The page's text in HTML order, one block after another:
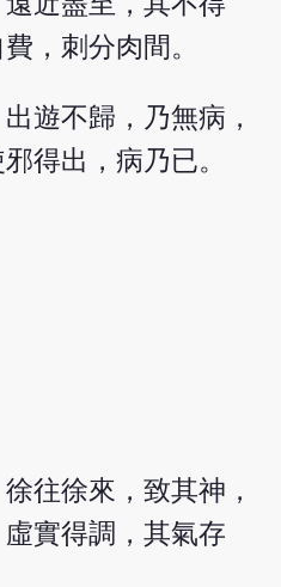
，刺分肉間。
遊不歸，乃無病，
得出，病乃已。
往徐來，致其神，
實得調，其氣存